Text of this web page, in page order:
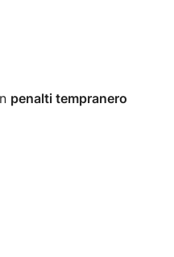
penalti tempranero